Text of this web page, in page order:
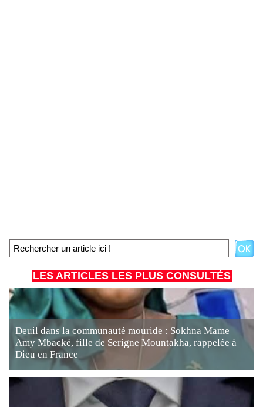
LES ARTICLES LES PLUS CONSULTÉS
Deuil dans la communauté mouride : Sokhna Mame
Amy Mbacké, fille de Serigne Mountakha, rappelée à
Dieu en France